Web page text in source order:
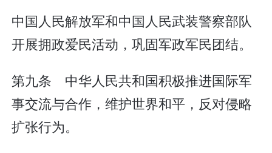
中国人民解放军和中国人民武装警察部队
开展拥政爱民活动，巩固军政军民团结。
第九条 中华人民共和国积极推进国际军
事交流与合作，维护世界和平，反对侵略
扩张行为。